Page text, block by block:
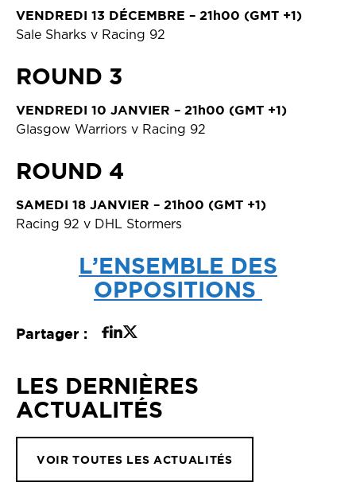
VENDREDI 13 DÉCEMBRE – 21h00 (GMT +1)
Sale Sharks v Racing 92
ROUND 3
VENDREDI 10 JANVIER – 21h00 (GMT +1)
Glasgow Warriors v Racing 92
ROUND 4
SAMEDI 18 JANVIER – 21h00 (GMT +1)
Racing 92 v DHL Stormers
L’ENSEMBLE DES
OPPOSITIONS
Partager :
LES DERNIÈRES
ACTUALITÉS
VOIR TOUTES LES ACTUALITÉS